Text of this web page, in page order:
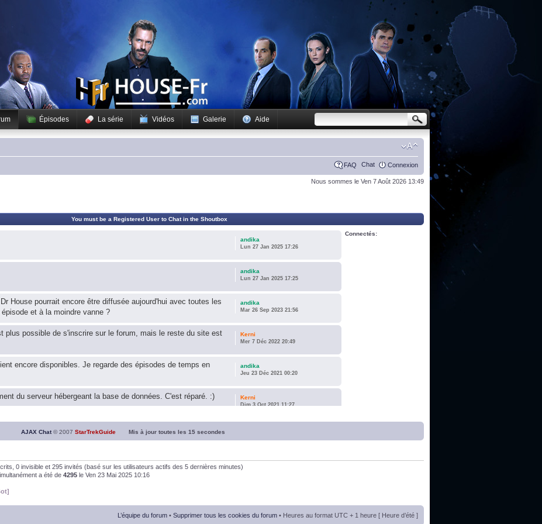
Épisodes La série Vidéos Galerie Aide
FAQ Chat Connexion
Nous sommes le Ven 7 Août 2026 13:49
You must be a Registered User to Chat in the Shoutbox
andika
Lun 27 Jan 2025 17:26
andika
Lun 27 Jan 2025 17:25
House pourrait encore être diffusée aujourd'hui avec toutes les
et à la moindre vanne ?
andika
Mar 26 Sep 2023 21:56
plus possible de s'inscrire sur le forum, mais le reste du site est
Kerni
Mer 7 Déc 2022 20:49
encore disponibles. Je regarde des épisodes de temps en
andika
Jeu 23 Déc 2021 00:20
du serveur hébergeant la base de données. C'est réparé. :) Kerni
Dim 3 Oct 2021 11:27
vous souhaite une année 2021 plus belle que 2020 !
fait les survivor des épisodes issus des saisons 6; 7 et 8 ! andika
Dim 26 Avr 2020 14:19
Connectés:
AJAX Chat© 2007 StarTrekGuide Mis à jour toutes les 15 secondes
0 invisible et 295 invités (basé sur les utilisateurs actifs des 5 dernières minutes)
a été de 4295 le Ven 23 Mai 2025 10:16
L’équipe du forum • Supprimer tous les cookies du forum • Heures au format UTC + 1 heure [ Heure d’été ]